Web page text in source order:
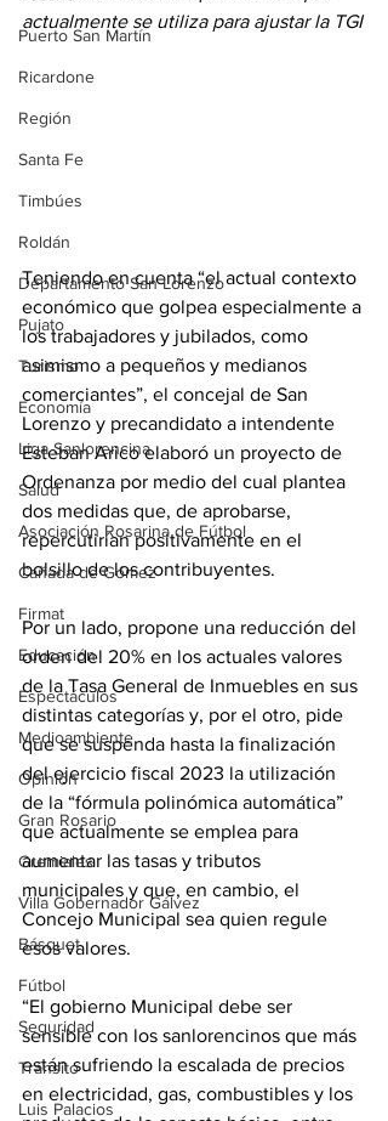
Puerto San Martín
Ricardone
Región
Santa Fe
Timbúes
Roldán
Departamento San Lorenzo
Pujato
Turismo
Economía
Liga Sanlorencina
Salud
Asociación Rosarina de Fútbol
Cañada de Gómez
Firmat
Educación
Espectáculos
Medioambiente
Opinión
Gran Rosario
Gremiales
Villa Gobernador Gálvez
Básquet
Fútbol
Seguridad
Tránsito
Luis Palacios
actualmente se utiliza para ajustar la TGI
Teniendo en cuenta “el actual contexto
económico que golpea especialmente a
los trabajadores y jubilados, como
asimismo a pequeños y medianos
comerciantes”, el concejal de San
Lorenzo y precandidato a intendente
Esteban Arico elaboró un proyecto de
Ordenanza por medio del cual plantea
dos medidas que, de aprobarse,
repercutirían positivamente en el
bolsillo de los contribuyentes.
Por un lado, propone una reducción del
orden del 20% en los actuales valores
de la Tasa General de Inmuebles en sus
distintas categorías y, por el otro, pide
que se suspenda hasta la finalización
del ejercicio fiscal 2023 la utilización
de la “fórmula polinómica automática”
que actualmente se emplea para
aumentar las tasas y tributos
municipales y que, en cambio, el
Concejo Municipal sea quien regule
esos valores.
“El gobierno Municipal debe ser
sensible con los sanlorencinos que más
están sufriendo la escalada de precios
en electricidad, gas, combustibles y los